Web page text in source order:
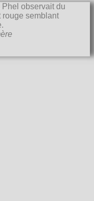
observait du
semblant